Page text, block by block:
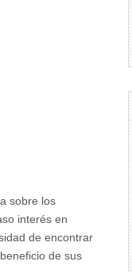
sobre los
interés en
de encontrar
de sus